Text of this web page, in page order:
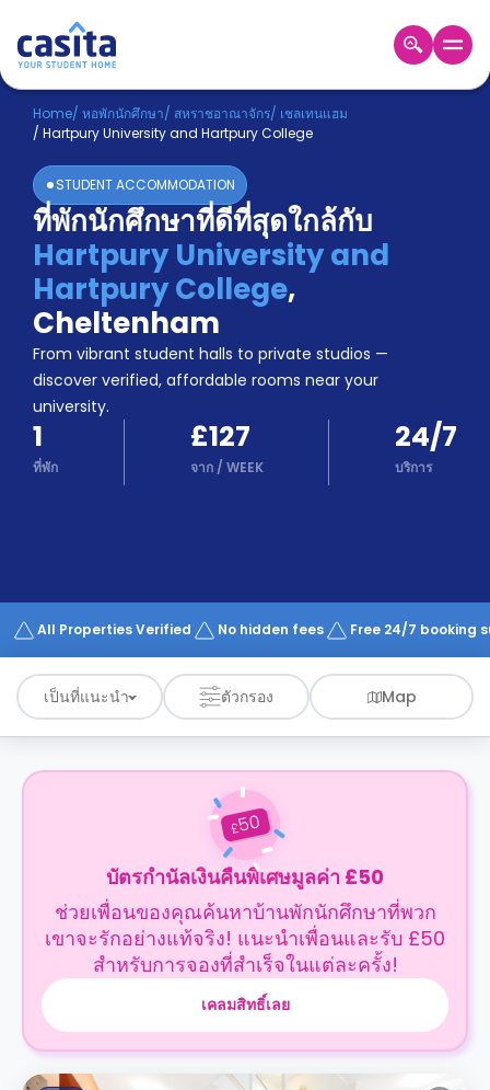
Home TH GBP
เข้าสู่
ระบบ
Booking
Accommodation
About
us
Blog
Refer
And
Earn
Become
A
Partner
Help
and
Phone
Works
Home/ หอพักนักศึกษา/ สหราชอาณาจักร/ เชลเทนแฮม
/ Hartpury University and Hartpury College
STUDENT ACCOMMODATION
ที่พักนักศึกษาที่ดีที่สุดใกล้กับ
Hartpury University and
Hartpury College,
Cheltenham
From vibrant student halls to private studios —
discover verified, affordable rooms near your
university.
1
ที่พัก
£127
จาก/ WEEK
24/7
บริการ
All Properties Verified No hidden fees Free 24/7 booking
เป็นที่แนะนำ ตัวกรอง Map
£50
บัตรกำนัลเงินคืนพิเศษมูลค่า £50
ช่วยเพื่อนของคุณค้นหาบ้านพักนักศึกษาที่พวก
เขาจะรักอย่างแท้จริง! แนะนำเพื่อนและรับ £50
สำหรับการจองที่สำเร็จในแต่ละครั้ง!
เคลมสิทธิ์เลย